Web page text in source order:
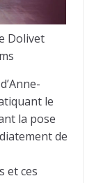
Dolivet
le
la pose
de
et ces